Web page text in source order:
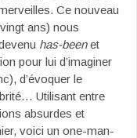
Ce nouveau
ans) nous
has-beenet
pour lui d’imaginer
d’évoquer le
Utilisant entre
absurdes et
voici un one-man-